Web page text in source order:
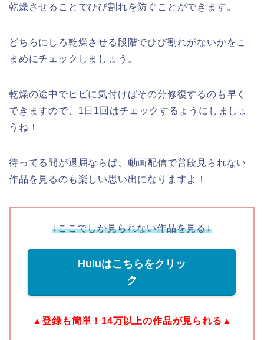
乾燥させることでひび割れを防ぐことができます。
どちらにしろ乾燥させる段階でひび割れがないかをこ
まめにチェックしましょう。
乾燥の途中でヒビに気付けばその分修復するのも早く
できますので、1日1回はチェックするようにしましょ
うね！
待ってる間が退屈ならば、動画配信で普段見られない
作品を見るのも楽しい思い出になりますよ！
↓ここでしか見られない作品を見る↓
Huluはこちらをクリッ
ク
▲登録も簡単！14万以上の作品が見られる▲